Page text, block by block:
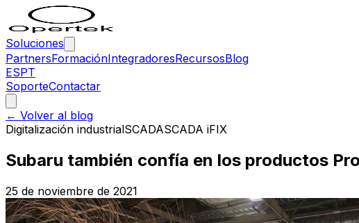
Soluciones
PartnersFormaciónIntegradoresRecursosBlog
ESPT
SoporteContactar
← Volver al blog
Digitalización industrialSCADASCADA iFIX
Subaru también confía en los productos
25 de noviembre de 2021